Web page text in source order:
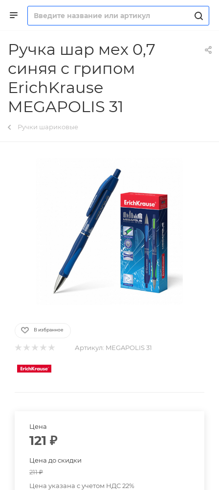
Ручка шар мех 0,7
синяя с грипом
ErichKrause
MEGAPOLIS 31
Ручки шариковые
В избранное
Артикул: MEGAPOLIS 31
Цена
121 ₽
Цена до скидки
211₽
Цена указана с учетом НДС 22%